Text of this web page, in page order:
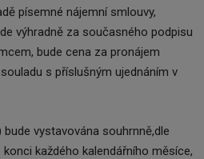
písemné nájemní smlouvy,
výhradně za současného podpisu
bude cena za pronájem
s příslušným ujednáním v
vystavována souhrnně,dle
každého kalendářního měsíce,